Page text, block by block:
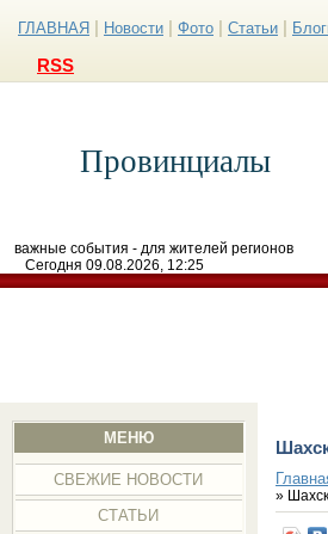
ГЛАВНАЯ Новости Фото Статьи
RSS
Провинциалы
важные события - для жителей регионов
Сегодня 09.08.2026, 12:25
МЕНЮ
СВЕЖИЕ НОВОСТИ
СТАТЬИ
»